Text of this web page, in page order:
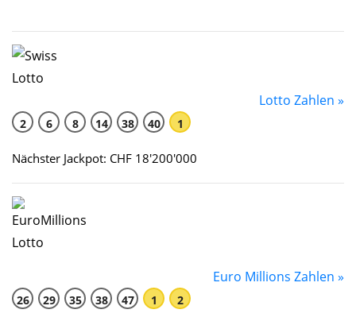
Lotto Zahlen »
2 6 8 14 38 40 1
Nächster Jackpot: CHF 18'200'000
Euro Millions Zahlen »
26 29 35 38 47 1 2